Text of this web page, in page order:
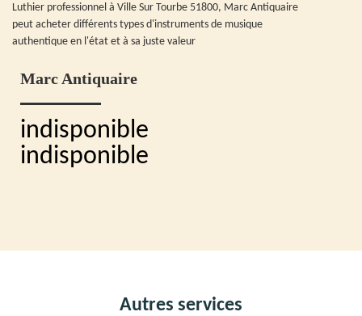
Luthier professionnel à Ville Sur Tourbe 51800, Marc Antiquaire
peut acheter différents types d'instruments de musique
authentique en l'état et à sa juste valeur
Marc Antiquaire
indisponible
indisponible
Autres services